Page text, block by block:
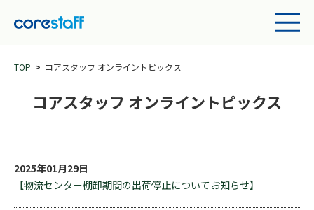
TOP コアスタッフ オンライントピックス
コアスタッフ オンライントピックス
2025年01月29日
【物流センター棚卸期間の出荷停止についてお知らせ】